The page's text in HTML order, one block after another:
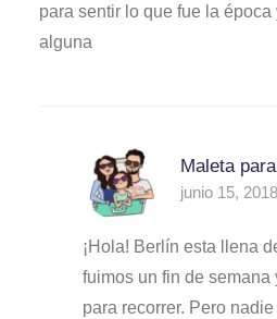
para sentir lo que fue la
alguna
Maleta
junio 15,
¡Hola! Berlín esta llena
fuimos un fin de semana
para recorrer. Pero